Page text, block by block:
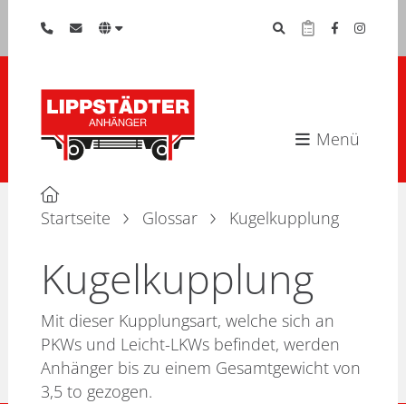
Menü
Startseite Glossar Kugelkupplung
Kugelkupplung
Mit dieser Kupplungsart, welche sich an
PKWs und Leicht-LKWs befindet, werden
Anhänger bis zu einem Gesamtgewicht von
3,5 to gezogen.